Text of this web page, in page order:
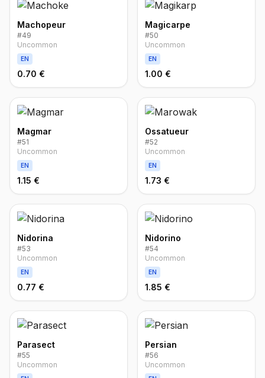
Machopeur
#49
Uncommon
EN
0.70 €
Magicarpe
#50
Uncommon
EN
1.00 €
Magmar
#51
Uncommon
EN
1.15 €
Ossatueur
#52
Uncommon
EN
1.73 €
Nidorina
#53
Uncommon
EN
0.77 €
Nidorino
#54
Uncommon
EN
1.85 €
Parasect
#55
Uncommon
Persian
#56
Uncommon